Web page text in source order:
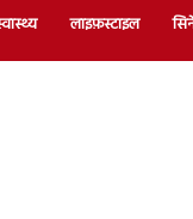
लाइफ़स्टाइल